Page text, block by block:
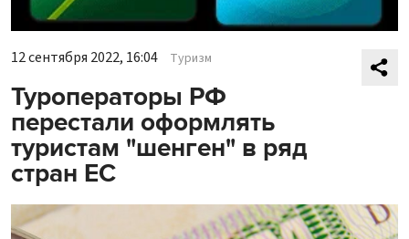
12 сентября 2022, 16:04 Туризм
Туроператоры РФ
перестали оформлять
туристам "шенген" в ряд
стран ЕС